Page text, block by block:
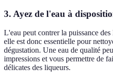
3. Ayez de l'eau à
L'eau peut contrer la puissance
elle est donc essentielle pour
dégustation. Une eau de qualité
impressions et vous permettre de
délicates des liqueurs.